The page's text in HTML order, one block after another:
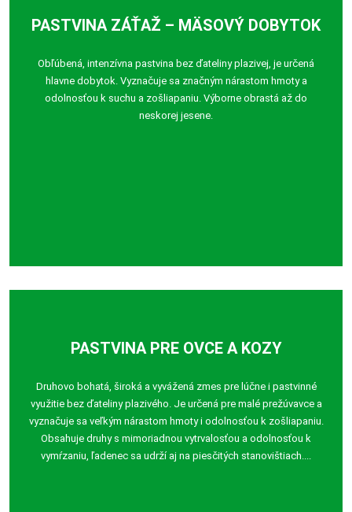
PASTVINA ZÁŤAŽ – MÄSOVÝ DOBYTOK
Obľúbená, intenzívna pastvina bez ďateliny plazivej, je určená
hlavne dobytok. Vyznačuje sa značným nárastom hmoty a
odolnosťou k suchu a zošliapaniu. Výborne obrastá až do
neskorej jesene.
PASTVINA PRE OVCE A KOZY
Druhovo bohatá, široká a vyvážená zmes pre lúčne i pastvinné
využitie bez ďateliny plazivého. Je určená pre malé prežúvavce a
vyznačuje sa veľkým nárastom hmoty i odolnosťou k zošliapaniu.
Obsahuje druhy s mimoriadnou vytrvalosťou a odolnosťou k
vymŕzaniu, ľadenec sa udrží aj na piesčitých stanovištiach....